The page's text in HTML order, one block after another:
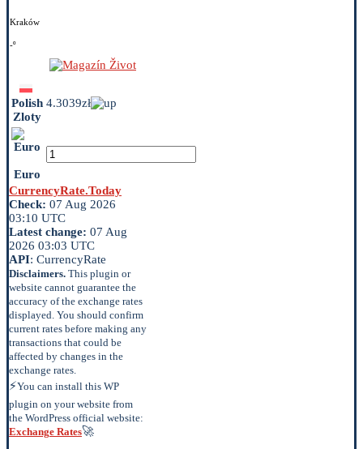
Kraków
-º
Polish
Zloty
4.3039zł
Euro
CurrencyRate.Today
Check: 07 Aug 2026
03:10 UTC
Latest change: 07 Aug
2026 03:03 UTC
API: CurrencyRate
Disclaimers. This plugin or
website cannot guarantee the
accuracy of the exchange rates
displayed. You should confirm
current rates before making any
transactions that could be
affected by changes in the
exchange rates.
⚡You can install this WP
plugin on your website from
the WordPress official website:
Exchange Rates🚀